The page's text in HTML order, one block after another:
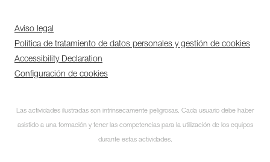
Aviso legal
Política de tratamiento de datos personales y gestión de cookies
Accessibility Declaration
Configuración de cookies
Las actividades ilustradas son intrínsecamente peligrosas. Cada usuario debe haber
asistido a una formación y tener las competencias para la utilización de los equipos
durante estas actividades.